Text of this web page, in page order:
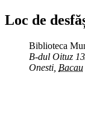
Loc de
Biblioteca
B-dul Oituz
Onesti Bacau